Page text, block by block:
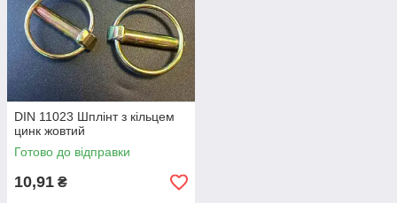
DIN 11023 Шплінт з кільцем
цинк жовтий
Готово до відправки
10,91 ₴